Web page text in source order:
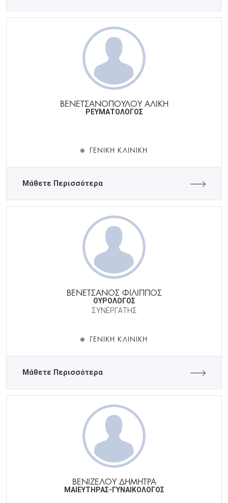
ΒΕΝΕΤΣΑΝΟΠΟΥΛΟΥ ΑΛΙΚΗ
ΡΕΥΜΑΤΟΛΟΓΟΣ
ΓΕΝΙΚΉ ΚΛΙΝΙΚΉ
Μάθετε Περισσότερα
ΒΕΝΕΤΣΑΝΟΣ ΦΙΛΙΠΠΟΣ
ΟΥΡΟΛΟΓΟΣ
ΣΥΝΕΡΓΑΤΗΣ
ΓΕΝΙΚΉ ΚΛΙΝΙΚΉ
Μάθετε Περισσότερα
ΒΕΝΙΖΕΛΟΥ ΔΗΜΗΤΡΑ
ΜΑΙΕΥΤΗΡΑΣ-ΓΥΝΑΙΚΟΛΟΓΟΣ